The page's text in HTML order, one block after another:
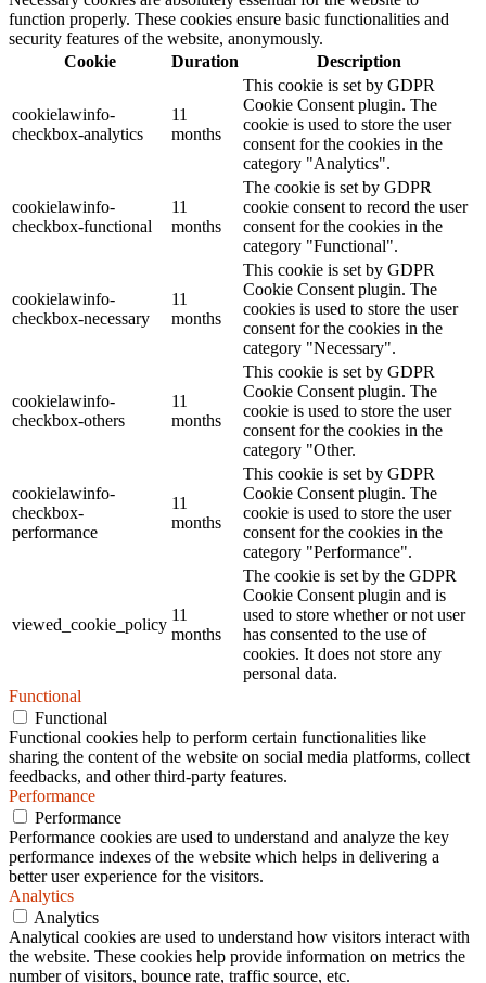
function properly. These cookies ensure basic functionalities and
security features of the website, anonymously.
Cookie
Duration Description
cookielawinfo-
checkbox-analytics
11
months
This cookie is set by GDPR
Cookie Consent plugin. The
cookie is used to store the user
consent for the cookies in the
category "Analytics".
cookielawinfo-
checkbox-functional
11
months
The cookie is set by GDPR
cookie consent to record the user
consent for the cookies in the
category "Functional".
cookielawinfo-
checkbox-necessary
11
months
This cookie is set by GDPR
Cookie Consent plugin. The
cookies is used to store the user
consent for the cookies in the
category "Necessary".
cookielawinfo-
checkbox-others
11
months
This cookie is set by GDPR
Cookie Consent plugin. The
cookie is used to store the user
consent for the cookies in the
category "Other.
cookielawinfo-
checkbox-
performance
11
months
This cookie is set by GDPR
Cookie Consent plugin. The
cookie is used to store the user
consent for the cookies in the
category "Performance".
viewed_cookie_policy
11
months
The cookie is set by the GDPR
Cookie Consent plugin and is
used to store whether or not user
has consented to the use of
cookies. It does not store any
personal data.
Functional
Functional
Functional cookies help to perform certain functionalities like
sharing the content of the website on social media platforms, collect
feedbacks, and other third-party features.
Performance
Performance
Performance cookies are used to understand and analyze the key
performance indexes of the website which helps in delivering a
better user experience for the visitors.
Analytics
Analytics
Analytical cookies are used to understand how visitors interact with
the website. These cookies help provide information on metrics the
number of visitors, bounce rate, traffic source, etc.